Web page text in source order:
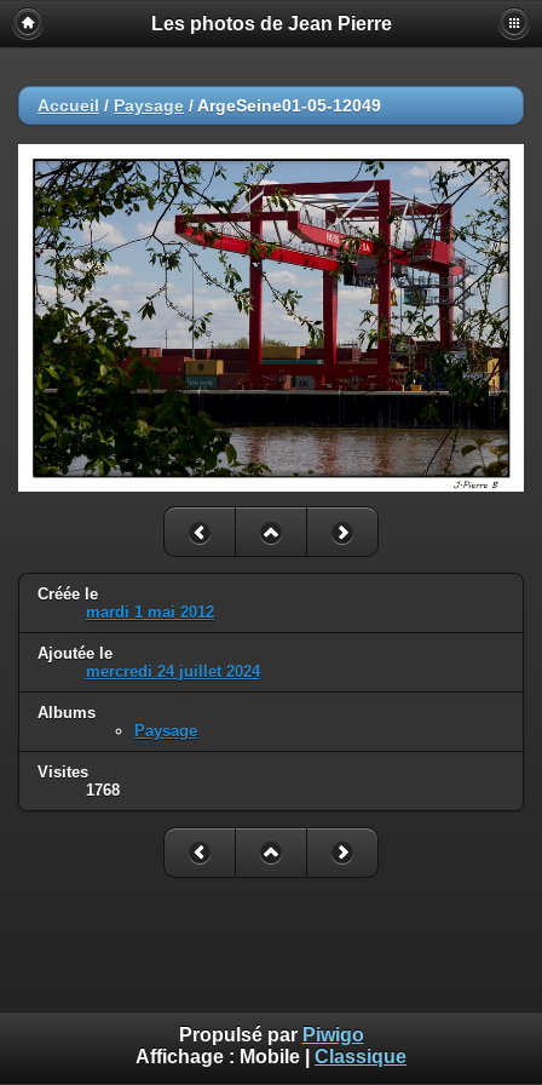
Les photos de Jean Pierre
Accueil / Paysage / ArgeSeine01-05-12049
Créée le
mardi 1 mai 2012
Ajoutée le
mercredi 24 juillet 2024
Albums
Paysage
Visites
1768
Propulsé par Piwigo
Affichage : Mobile Classique